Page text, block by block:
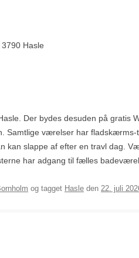
3790 Hasle
Der bydes desuden på gratis
Samtlige værelser har fladskærms-
kan slappe af efter en travl dag.
har adgang til fælles
og tagget Hasle den 22. juli